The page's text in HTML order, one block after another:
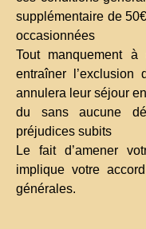
supplémentaire de
occasionnées
Tout manquement
entraîner l’exclusion
annulera leur séjour
du sans aucune
préjudices subits
Le fait d’amener
implique votre
générales.